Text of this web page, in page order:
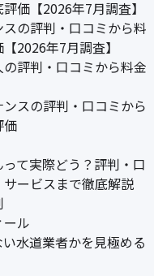
価【2026年7月調査】
の評判・口コミから料
2026年7月調査】
評判・口コミから料金
スの評判・口コミから
価
て実際どう？評判・口
ービスまで徹底解説
ル
水道業者かを見極める